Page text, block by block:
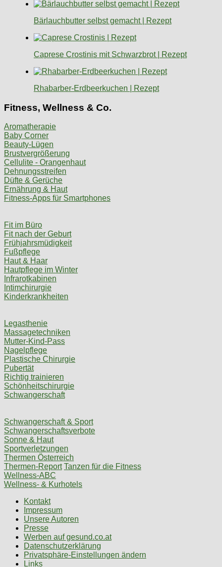
Bärlauchbutter selbst gemacht | Rezept
Caprese Crostinis mit Schwarzbrot | Rezept
Rhabarber-Erdbeerkuchen | Rezept
Fitness, Wellness & Co.
Aromatherapie
Baby Corner
Beauty-Lügen
Brustvergrößerung
Cellulite - Orangenhaut
Dehnungsstreifen
Düfte & Gerüche
Ernährung & Haut
Fitness-Apps für Smartphones
Fit im Büro
Fit nach der Geburt
Frühjahrsmüdigkeit
Fußpflege
Haut & Haar
Hautpflege im Winter
Infrarotkabinen
Intimchirurgie
Kinderkrankheiten
Legasthenie
Massagetechniken
Mutter-Kind-Pass
Nagelpflege
Plastische Chirurgie
Pubertät
Richtig trainieren
Schönheitschirurgie
Schwangerschaft
Schwangerschaft & Sport
Schwangerschaftsverbote
Sonne & Haut
Sportverletzungen
Thermen Österreich
Thermen-Report Tanzen für die Fitness
Wellness-ABC
Wellness- & Kurhotels
Kontakt
Impressum
Unsere Autoren
Presse
Werben auf gesund.co.at
Datenschutzerklärung
Privatsphäre-Einstellungen ändern
Links